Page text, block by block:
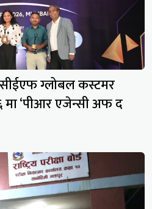
ग्लोबल कस्टमर
मा ‘पीआर एजेन्सी अफ द